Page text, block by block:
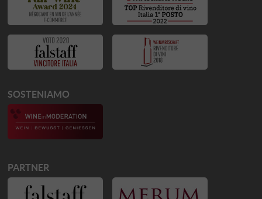
SOSTENIAMO
PARTNER